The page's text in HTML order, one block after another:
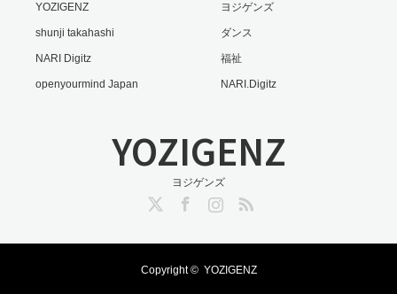
YOZIGENZ
shunji takahashi
NARI Digitz
openyourmind Japan
ヨジゲンズ
ダンス
福祉
NARI.Digitz
YOZIGENZ
ヨジゲンズ
InstagramRSS
Copyright © YOZIGENZ